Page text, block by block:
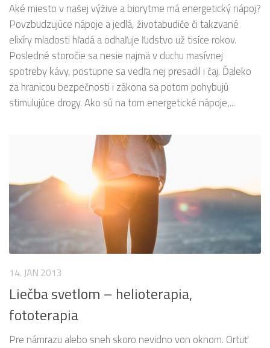
Aké miesto v našej výžive a biorytme má energetický nápoj?
Povzbudzujúce nápoje a jedlá, životabudiče či takzvané
elixíry mladosti hľadá a odhaľuje ľudstvo už tisíce rokov.
Posledné storočie sa nesie najmä v duchu masívnej
spotreby kávy, postupne sa vedľa nej presadil i čaj. Ďaleko
za hranicou bezpečnosti i zákona sa potom pohybujú
stimulujúce drogy. Ako sú na tom energetické nápoje,...
14. JAN 2013
Liečba svetlom – helioterapia,
fototerapia
Pre námrazu alebo sneh skoro nevidno von oknom. Ortuť